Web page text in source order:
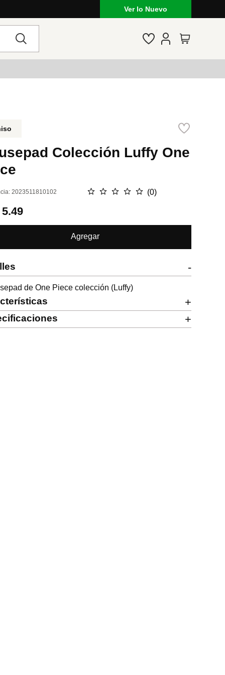
Ver lo Nuevo
Colección Luffy One
:2023511810102 ☆ ☆ ☆ ☆ ☆ (0)
5.49
Agregar
-
de One Piece colección (Luffy)
+
+